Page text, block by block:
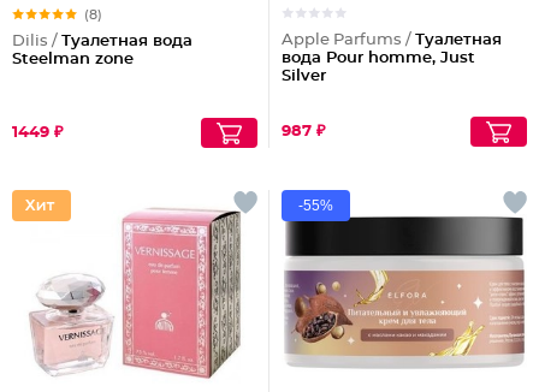
(8)
Dilis / Туалетная вода
Steelman zone
1449 ₽
Apple Parfums / Туалетная
вода Pour homme, Just
Silver
987 ₽
-55%